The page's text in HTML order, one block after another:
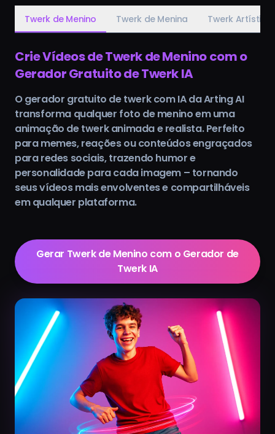
Twerk de Menino Twerk de Menina Twerk Artístico
Crie Vídeos de Twerk de Menino com o
Gerador Gratuito de Twerk IA
O gerador gratuito de twerk com IA da Arting AI
transforma qualquer foto de menino em uma
animação de twerk animada e realista. Perfeito
para memes, reações ou conteúdos engraçados
para redes sociais, trazendo humor e
personalidade para cada imagem – tornando
seus vídeos mais envolventes e compartilháveis
em qualquer plataforma.
Gerar Twerk de Menino com o Gerador de
Twerk IA